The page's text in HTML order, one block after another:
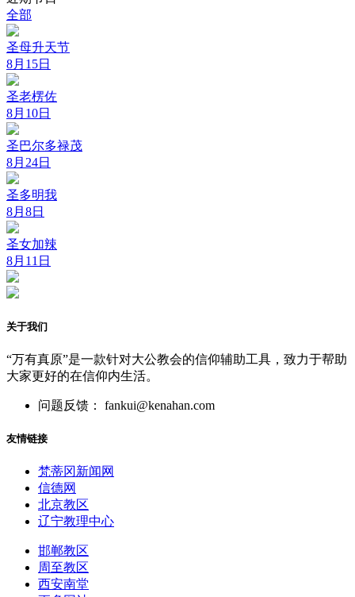
全部
圣母升天节
8月15日
圣老楞佐
8月10日
圣巴尔多禄茂
8月24日
圣多明我
8月8日
圣女加辣
8月11日
关于我们
“万有真原”是一款针对大公教会的信仰辅助工具，致力于帮助
大家更好的在信仰内生活。
问题反馈： fankui@kenahan.com
友情链接
梵蒂冈新闻网
信德网
北京教区
辽宁教理中心
邯郸教区
周至教区
西安南堂